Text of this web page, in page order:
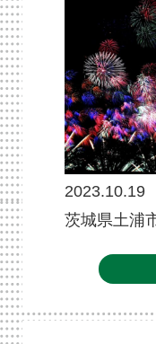
2023.10.19
茨城県土浦